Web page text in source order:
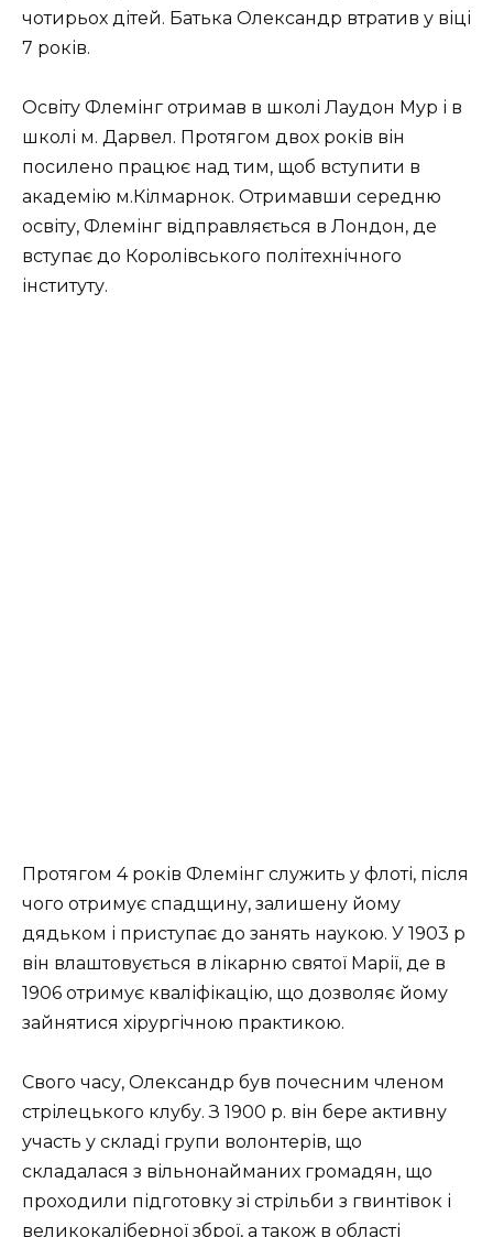
чотирьох дітей. Батька Олександр втратив у віці
7 років.
Освіту Флемінг отримав в школі Лаудон Мур і в
школі м. Дарвел. Протягом двох років він
посилено працює над тим, щоб вступити в
академію м.Кілмарнок. Отримавши середню
освіту, Флемінг відправляється в Лондон, де
вступає до Королівського політехнічного
інституту.
Протягом 4 років Флемінг служить у флоті, після
чого отримує спадщину, залишену йому
дядьком і приступає до занять наукою. У 1903 р
він влаштовується в лікарню святої Марії, де в
1906 отримує кваліфікацію, що дозволяє йому
зайнятися хірургічною практикою.
Свого часу, Олександр був почесним членом
стрілецького клубу. З 1900 р. він бере активну
участь у складі групи волонтерів, що
складалася з вільнонайманих громадян, що
проходили підготовку зі стрільби з гвинтівок і
великокаліберної зброї, а також в області